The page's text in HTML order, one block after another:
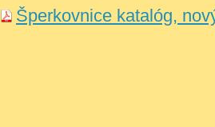
Šperkovnice katalóg,